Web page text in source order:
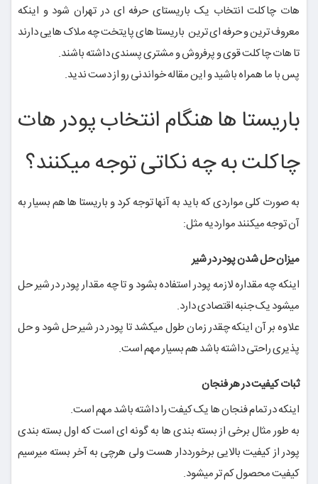
هات چاکلت انتخاب یک باریستای حرفه ای در تهران شود و اینکه
معروف ترین و حرفه ای ترین باریستا های پایتخت چه ملاک هایی دارند
تا هات چاکلت قوی و پرفروش و مشتری پسندی داشته باشند.
پس با ما همراه باشید و این مقاله خواندنی رو از دست ندید.
باریستا ها هنگام انتخاب پودر هات
چاکلت به چه نکاتی توجه میکنند؟
به صورت کلی مواردی که باید به آنها توجه کرد و باریستا ها هم بسیار به
آن توجه میکنند مواردیه مثل:
میزان حل شدن پودر در شیر
اینکه چه مقداره لازمه پودر استفاده بشود و تا چه مقدار پودر در شیر حل
میشود یک جنبه اقتصادی دارد.
علاوه بر آن اینکه چقدر زمان طول میکشد تا پودر در شیر حل شود و حل
پذیری راحتی داشته باشد هم بسیار مهم است.
ثبات کیفیت در هر فنجان
اینکه در تمام فنجان ها یک کیفت را داشته باشد مهم است.
به طور مثال برخی از بسته بندی ها به گونه ای است که اول بسته بندی
پودر از کیفیت بالایی برخورددار هست ولی هرچی به آخر بسته میرسیم
کیفیت محصول کم تر میشود.